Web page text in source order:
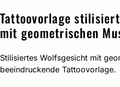
Tattoovorlage
mit geometrischen
Stilisiertes Wolfsgesicht mit
beeindruckende Tattoovorlage.